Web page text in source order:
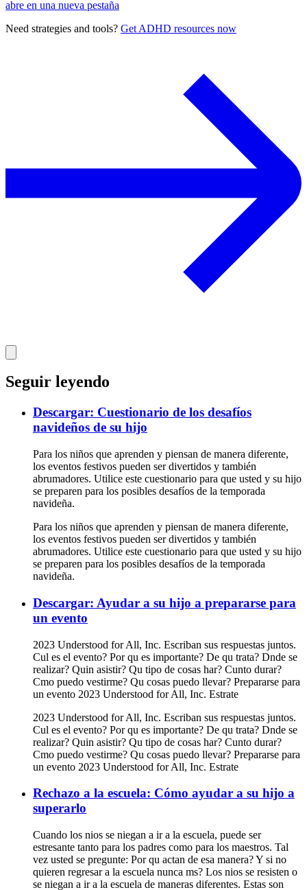
abre en una nueva pestaña
Need strategies and tools? Get ADHD resources now
Seguir leyendo
Descargar: Cuestionario de los desafíos
navideños de su hijo
Para los niños que aprenden y piensan de manera diferente,
los eventos festivos pueden ser divertidos y también
abrumadores. Utilice este cuestionario para que usted y su hijo
se preparen para los posibles desafíos de la temporada
navideña.
Para los niños que aprenden y piensan de manera diferente,
los eventos festivos pueden ser divertidos y también
abrumadores. Utilice este cuestionario para que usted y su hijo
se preparen para los posibles desafíos de la temporada
navideña.
Descargar: Ayudar a su hijo a prepararse para
un evento
2023 Understood for All, Inc. Escriban sus respuestas juntos.
Cul es el evento? Por qu es importante? De qu trata? Dnde se
realizar? Quin asistir? Qu tipo de cosas har? Cunto durar?
Cmo puedo vestirme? Qu cosas puedo llevar? Prepararse para
un evento 2023 Understood for All, Inc. Estrate
2023 Understood for All, Inc. Escriban sus respuestas juntos.
Cul es el evento? Por qu es importante? De qu trata? Dnde se
realizar? Quin asistir? Qu tipo de cosas har? Cunto durar?
Cmo puedo vestirme? Qu cosas puedo llevar? Prepararse para
un evento 2023 Understood for All, Inc. Estrate
Rechazo a la escuela: Cómo ayudar a su hijo a
superarlo
Cuando los nios se niegan a ir a la escuela, puede ser
estresante tanto para los padres como para los maestros. Tal
vez usted se pregunte: Por qu actan de esa manera? Y si no
quieren regresar a la escuela nunca ms? Los nios se resisten o
se niegan a ir a la escuela de maneras diferentes. Estas son